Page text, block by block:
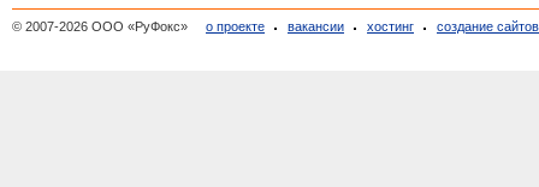
© 2007-2026 ООО «РуФокс» о проекте вакансии хостинг создание сайтов